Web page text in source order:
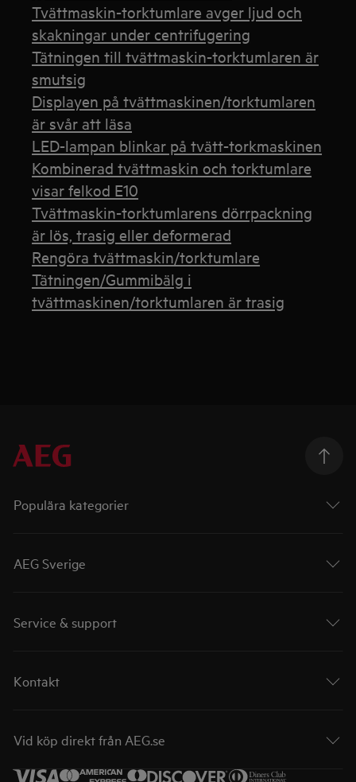
Tvättmaskin-torktumlare avger ljud och
skakningar under centrifugering
Tätningen till tvättmaskin-torktumlaren är
smutsig
Displayen på tvättmaskinen/torktumlaren
är svår att läsa
LED-lampan blinkar på tvätt-torkmaskinen
Kombinerad tvättmaskin och torktumlare
visar felkod E10
Tvättmaskin-torktumlarens dörrpackning
är lös, trasig eller deformerad
Rengöra tvättmaskin/torktumlare
Tätningen/Gummibälg i
tvättmaskinen/torktumlaren är trasig
Populära kategorier
AEG Sverige
Service & support
Kontakt
Vid köp direkt från AEG.se